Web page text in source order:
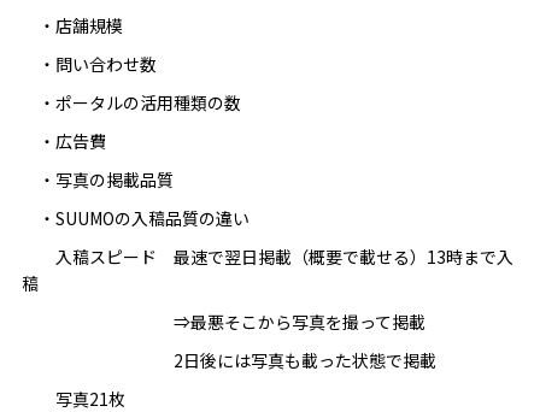
・店舗規模
・問い合わせ数
・ポータルの活用種類の数
・広告費
・写真の掲載品質
・SUUMOの入稿品質の違い
入稿スピード 最速で翌日掲載（概要で載せる）13時まで入
稿
⇒最悪そこから写真を撮って掲載
2日後には写真も載った状態で掲載
写真21枚